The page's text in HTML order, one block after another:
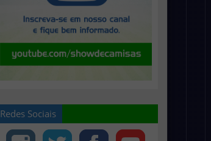
Redes Sociais